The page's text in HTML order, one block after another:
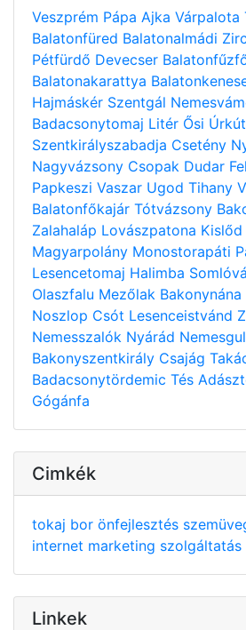
Veszprém Pápa Ajka Várpalota
Balatonfüred Balatonalmádi Zirc
Pétfürdő Devecser
Balatonakarattya
Hajmáskér Szentgál
Badacsonytomaj Litér Ősi Úrkút
Szentkirályszabadja Csetény
Nagyvázsony Csopak Dudar
Papkeszi Vaszar Ugod Tihany
Balatonfőkajár Tótvázsony
Zalahaláp Lovászpatona Kislőd
Magyarpolány Monostorapáti
Lesencetomaj Halimba
Olaszfalu Mezőlak Bakonynána
Noszlop Csót Lesenceistvánd
Nemesszalók Nyárád
Bakonyszentkirály Csajág
Badacsonytördemic Tés
Gógánfa
Cimkék
tokaj bor önfejlesztés
internet marketing szolgáltatás
Linkek